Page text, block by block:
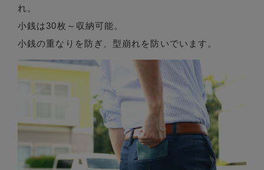
れ。
小銭は30枚～収納可能。
小銭の重なりを防ぎ、型崩れを防いでいます。